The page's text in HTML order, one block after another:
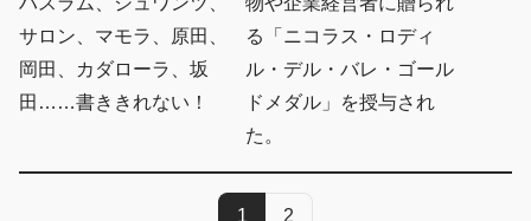
サロン、マモラ、原田、
岡田、カダローラ、坂
田……書ききれない！
る「ニコラス・ロディ
ル・デル・バレ・ゴール
ドメダル」を授与され
た。
1 2